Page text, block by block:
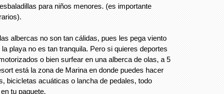
para niños menores. (es importante
albercas no son tan cálidas, pues les pega viento
playa no es tan tranquila. Pero si quieres deportes
o bien surfear en una alberca de olas, a 5
está la zona de Marina en donde puedes hacer
bicicletas acuáticas o lancha de pedales, todo
tu paquete.